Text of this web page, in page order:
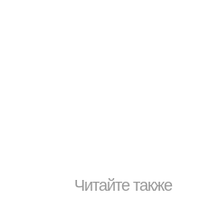
Читайте также